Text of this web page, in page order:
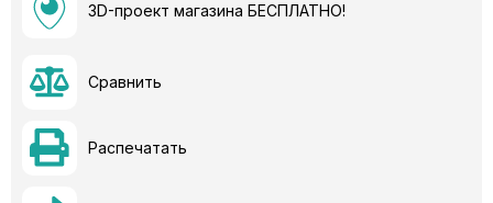
3D-проект магазина БЕСПЛАТНО!
Сравнить
Распечатать